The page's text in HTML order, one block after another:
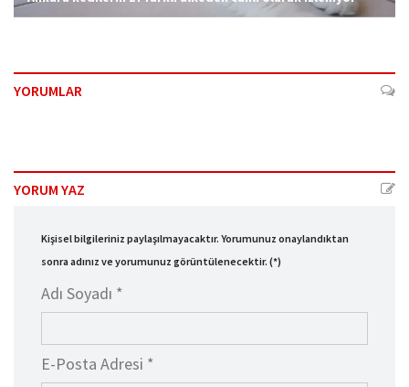
YORUMLAR
YORUM YAZ
Kişisel bilgileriniz paylaşılmayacaktır. Yorumunuz onaylandıktan
sonra adınız ve yorumunuz görüntülenecektir. (*)
Adı Soyadı *
E-Posta Adresi *